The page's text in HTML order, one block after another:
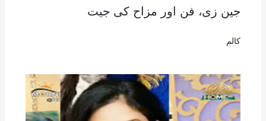
جین زی، فن اور مزاح کی جیت
کالم